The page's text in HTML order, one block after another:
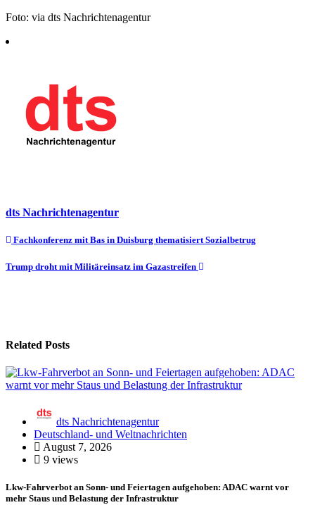
Foto: via dts Nachrichtenagentur
dts Nachrichtenagentur
Beitragsnavigation
Fachkonferenz mit Bas in Duisburg thematisiert Sozialbetrug
Trump droht mit Militäreinsatz im Gazastreifen
Related Posts
dts Nachrichtenagentur
Deutschland- und Weltnachrichten
August 7, 2026
9 views
Lkw-Fahrverbot an Sonn- und Feiertagen aufgehoben: ADAC warnt vor
mehr Staus und Belastung der Infrastruktur